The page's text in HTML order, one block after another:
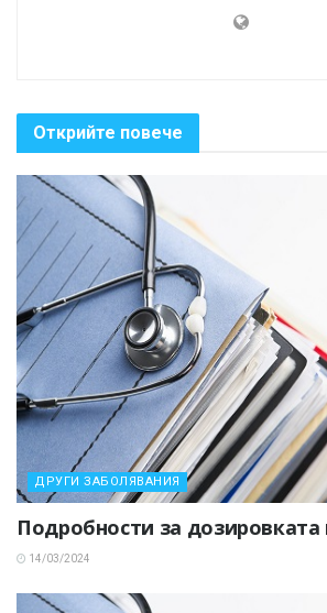
Открийте повече
ДРУГИ ЗАБОЛЯВАНИЯ
Подробности за дозировката
14/03/2024